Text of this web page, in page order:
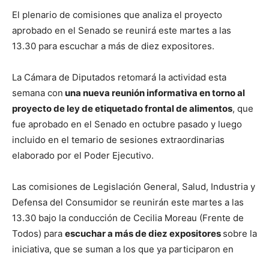
El plenario de comisiones que analiza el proyecto
aprobado en el Senado se reunirá este martes a las
13.30 para escuchar a más de diez expositores.
La Cámara de Diputados retomará la actividad esta
semana con una nueva reunión informativa en torno al
proyecto de ley de etiquetado frontal de alimentos, que
fue aprobado en el Senado en octubre pasado y luego
incluido en el temario de sesiones extraordinarias
elaborado por el Poder Ejecutivo.
Las comisiones de Legislación General, Salud, Industria y
Defensa del Consumidor se reunirán este martes a las
13.30 bajo la conducción de Cecilia Moreau (Frente de
Todos) para escuchar a más de diez expositores sobre la
iniciativa, que se suman a los que ya participaron en